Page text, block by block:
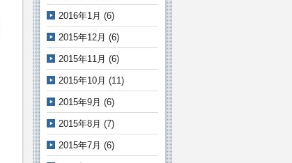
2016年1月 (6)
2015年12月 (6)
2015年11月 (6)
2015年10月 (11)
2015年9月 (6)
2015年8月 (7)
2015年7月 (6)